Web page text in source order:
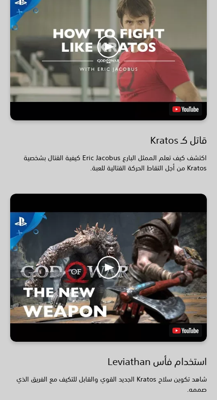
قاتل كـ Kratos
اكتشف كيف تعلم الممثل البارع Eric Jacobus كيفية القتال بشخصية
Kratos من أجل التقاط الحركة القتالية للعبة.
استخدام فأس Leviathan
شاهد تكوين سلاح Kratos الجديد القوي والقابل للتكيف مع الفريق الذي
صممه.